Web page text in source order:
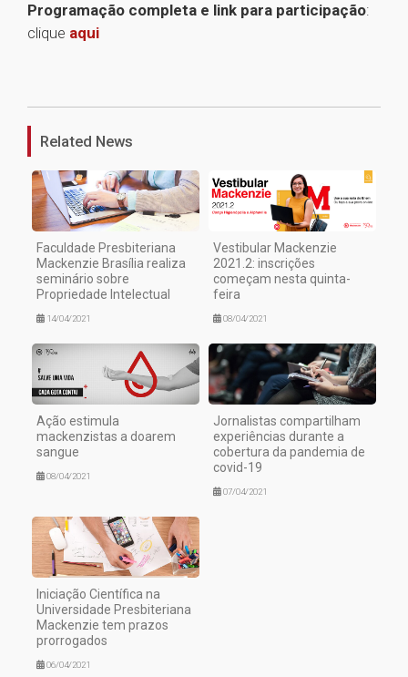
Programação completa e link para participação:
clique aqui
Related News
Faculdade Presbiteriana
Mackenzie Brasília realiza
seminário sobre
Propriedade Intelectual
14/04/2021
Vestibular Mackenzie
2021.2: inscrições
começam nesta quinta-
feira
08/04/2021
Ação estimula
mackenzistas a doarem
sangue
08/04/2021
Jornalistas compartilham
experiências durante a
cobertura da pandemia de
covid-19
07/04/2021
Iniciação Científica na
Universidade Presbiteriana
Mackenzie tem prazos
prorrogados
06/04/2021